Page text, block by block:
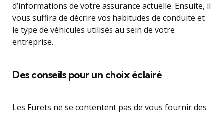
d’informations de votre assurance actuelle. Ensuite, il
vous suffira de décrire vos habitudes de conduite et
le type de véhicules utilisés au sein de votre
entreprise.
Des conseils pour un choix éclairé
Les Furets ne se contentent pas de vous fournir des